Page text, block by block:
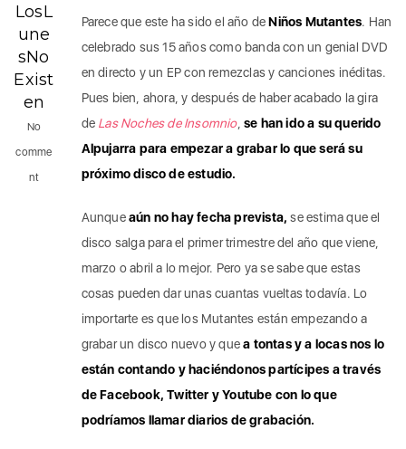
Parece que este ha sido el año deNiños Mutantes. Han
celebrado sus 15 años como banda con un genial DVD
en directo y un EP con remezclas y canciones inéditas.
Pues bien, ahora, y después de haber acabado la gira
de Las Noches de Insomnio, se han ido a su querido
Alpujarra para empezar a grabar lo que será su
próximo disco de estudio.
Aunqueaún no hay fecha prevista, se estima que el
disco salga para el primer trimestre del año que viene,
marzo o abril a lo mejor. Pero ya se sabe que estas
cosas pueden dar unas cuantas vueltas todavía. Lo
importarte es que los Mutantes están empezando a
grabarun disco nuevo y quea tontas y a locas nos lo
están contando y haciéndonos partícipes a través
de Facebook, Twitter y Youtube con lo que
podríamos llamar diarios de grabación.
LosL
une
sNo
Exist
en
No
comme
nt